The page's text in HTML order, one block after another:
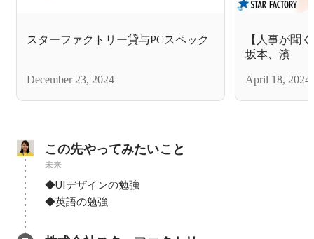
スターファクトリー貸与PCスペック
December 23, 2024
【人事が聞
坂本、濱
April 18, 2024
この先やってみたいこと
未来
◆UIデザインの勉強
◆英語の勉強